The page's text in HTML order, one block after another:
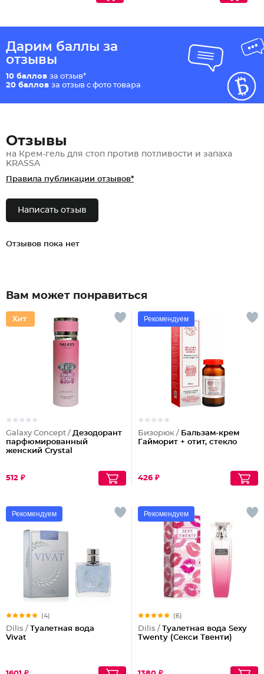
Дарим баллы за
отзывы
10 баллов за отзыв*
20 баллов за отзыв с фото товара
Отзывы
на Крем-гель для стоп против потливости и запаха
KRASSA
Правила публикации отзывов*
Написать отзыв
Отзывов пока нет
Вам может понравиться
Galaxy Concept / Дезодорант
парфюмированный
женский Crystal
512 ₽
Рекомендуем
Бизорюк / Бальзам-крем
Гайморит + отит, стекло
426 ₽
Рекомендуем
(4)
Dilis / Туалетная вода
Vivat
Рекомендуем
(6)
Dilis / Туалетная вода Sexy
Twenty (Секси Твенти)